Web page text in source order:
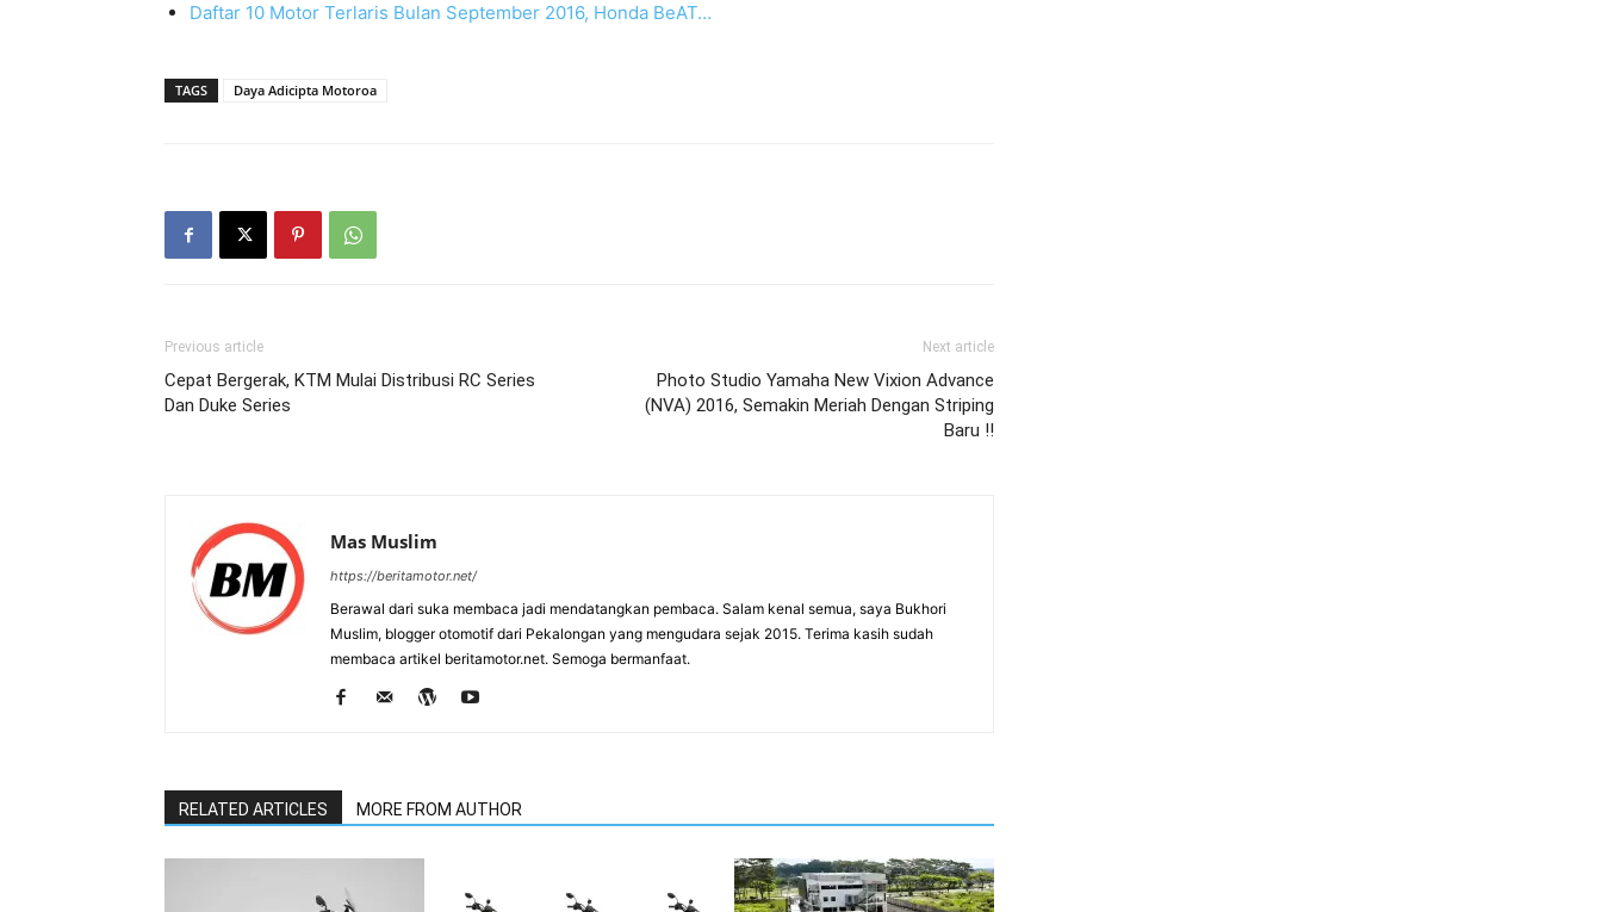
Daftar 10 Motor Terlaris Bulan September 2016, Honda BeAT…
TAGS Daya Adicipta Motoroa
Previous article
Cepat Bergerak, KTM Mulai Distribusi RC Series
Dan Duke Series
Next article
Photo Studio Yamaha New Vixion Advance
(NVA) 2016, Semakin Meriah Dengan Striping
Baru !!
Mas Muslim
https://beritamotor.net/
Berawal dari suka membaca jadi mendatangkan pembaca. Salam kenal semua, saya Bukhori
Muslim, blogger otomotif dari Pekalongan yang mengudara sejak 2015. Terima kasih sudah
membaca artikel beritamotor.net. Semoga bermanfaat.
RELATED ARTICLES MORE FROM AUTHOR